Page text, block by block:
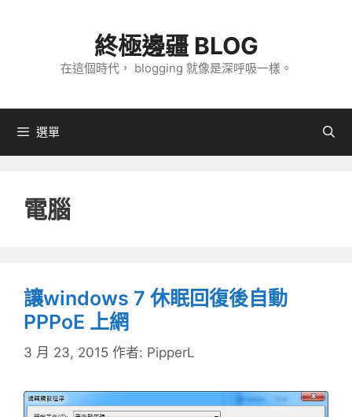
內
終極邊疆 BLOG
在這個時代， blogging 就像是深呼吸一樣。
選單
電腦
讓windows 7 休眠回復後自動
PPPoE 上網
3 月 23, 2015 作者: PipperL